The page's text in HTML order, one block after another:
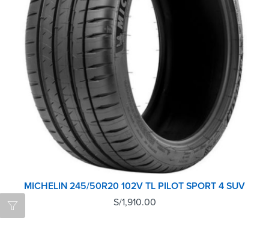
MICHELIN 245/50R20 102V TL PILOT SPORT 4 SUV
S/1,910.00